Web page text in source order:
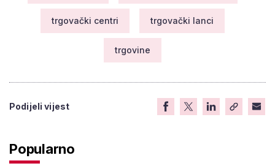
trgovački centri trgovački lanci
trgovine
Podijeli vijest
Popularno